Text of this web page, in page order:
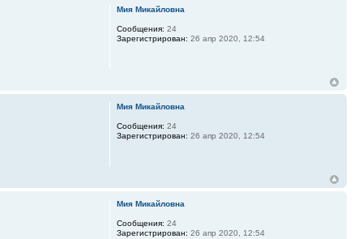
Мия Микайловна
Сообщения: 24
Зарегистрирован: 26 апр 2020, 12:54
Мия Микайловна
Сообщения: 24
Зарегистрирован: 26 апр 2020, 12:54
Мия Микайловна
Сообщения: 24
Зарегистрирован: 26 апр 2020, 12:54